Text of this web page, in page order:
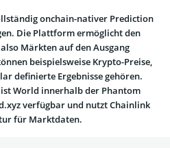
onchain-nativer Prediction
Die Plattform ermöglicht den
Märkten auf den Ausgang
beispielsweise Krypto-Preise,
definierte Ergebnisse gehören.
World innerhalb der Phantom
verfügbar und nutzt Chainlink
für Marktdaten.